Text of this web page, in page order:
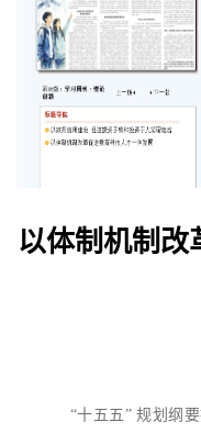
以体制机制改
“十五五” 规划纲要